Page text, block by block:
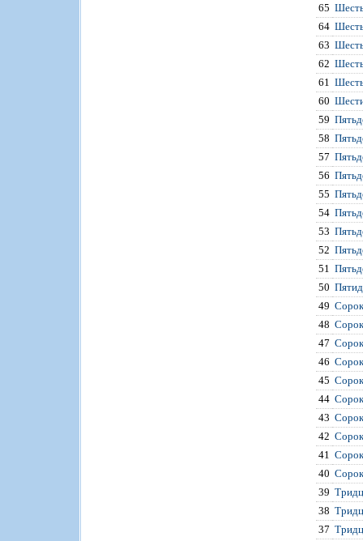
65
64
63
62
61
60
59
58
57
56
55
54
53
52
51
50
49
48
47
46
45
44
43
42
41
40
39
38
37